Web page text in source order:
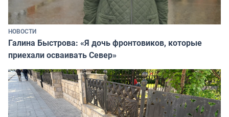
НОВОСТИ
Галина Быстрова: «Я дочь фронтовиков, которые
приехали осваивать Север»